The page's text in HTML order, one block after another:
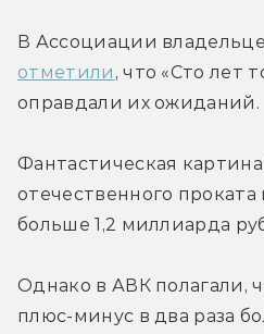
отметили , что «Сто лет
оправдали их ожиданий.
Фантастическая
отечественного проката
больше 1,2 миллиарда
Однако в АВК полагали,
плюс-минус в два раза